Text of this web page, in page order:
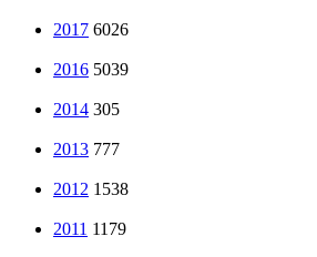
2017 6026
2016 5039
2014 305
2013 777
2012 1538
2011 1179